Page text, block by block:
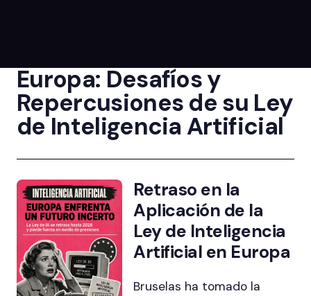
Europa: Desafíos y
Repercusiones de su Ley
de Inteligencia Artificial
Retraso en la
Aplicación de la
Ley de Inteligencia
Artificial en Europa
Bruselas ha tomado la